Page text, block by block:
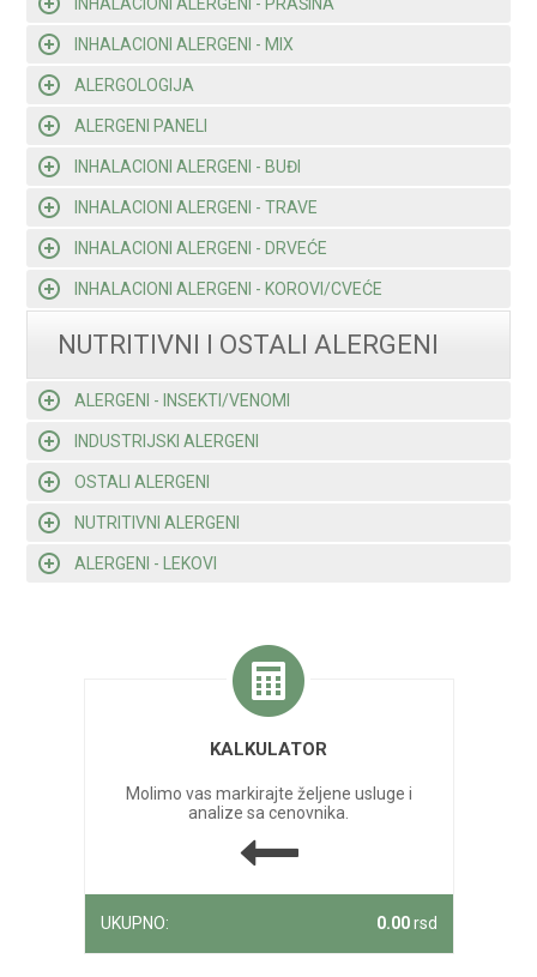
INHALACIONI ALERGENI - MIX
ALERGOLOGIJA
ALERGENI PANELI
INHALACIONI ALERGENI - BUĐI
INHALACIONI ALERGENI - TRAVE
INHALACIONI ALERGENI - DRVEĆE
INHALACIONI ALERGENI - KOROVI/CVEĆE
NUTRITIVNI I OSTALI ALERGENI
ALERGENI - INSEKTI/VENOMI
INDUSTRIJSKI ALERGENI
OSTALI ALERGENI
NUTRITIVNI ALERGENI
ALERGENI - LEKOVI
KALKULATOR
Molimo vas markirajte željene usluge i
analize sa cenovnika.
UKUPNO: 0.00rsd